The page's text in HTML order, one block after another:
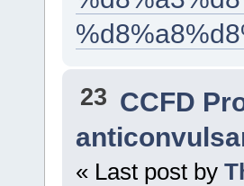
23 CCFD
« Last post by